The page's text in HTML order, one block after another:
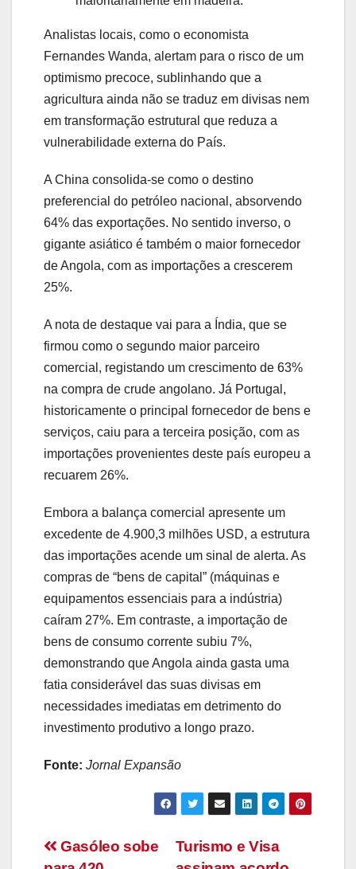
Analistas locais, como o economista
Fernandes Wanda, alertam para o risco de um
optimismo precoce, sublinhando que a
agricultura ainda não se traduz em divisas nem
em transformação estrutural que reduza a
vulnerabilidade externa do País.
A China consolida-se como o destino
preferencial do petróleo nacional, absorvendo
64% das exportações. No sentido inverso, o
gigante asiático é também o maior fornecedor
de Angola, com as importações a crescerem
25%.
A nota de destaque vai para a Índia, que se
firmou como o segundo maior parceiro
comercial, registando um crescimento de 63%
na compra de crude angolano. Já Portugal,
historicamente o principal fornecedor de bens e
serviços, caiu para a terceira posição, com as
importações provenientes deste país europeu a
recuarem 26%.
Embora a balança comercial apresente um
excedente de 4.900,3 milhões USD, a estrutura
das importações acende um sinal de alerta. As
compras de “bens de capital” (máquinas e
equipamentos essenciais para a indústria)
caíram 27%. Em contraste, a importação de
bens de consumo corrente subiu 7%,
demonstrando que Angola ainda gasta uma
fatia considerável das suas divisas em
necessidades imediatas em detrimento do
investimento produtivo a longo prazo.
Fonte: Jornal Expansão
NavegaçãoTurismo e Visa
Gasóleo sobe